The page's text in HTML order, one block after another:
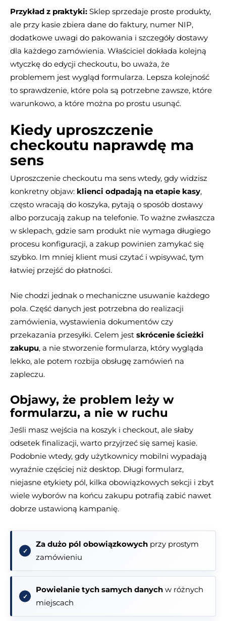
Przykład z praktyki: Sklep sprzedaje proste produkty,
ale przy kasie zbiera dane do faktury, numer NIP,
dodatkowe uwagi do pakowania i szczegóły dostawy
dla każdego zamówienia. Właściciel dokłada kolejną
wtyczkę do edycji checkoutu, bo uważa, że
problemem jest wygląd formularza. Lepsza kolejność
to sprawdzenie, które pola są potrzebne zawsze, które
warunkowo, a które można po prostu usunąć.
Kiedy uproszczenie
checkoutu naprawdę ma
sens
Uproszczenie checkoutu ma sens wtedy, gdy widzisz
konkretny objaw: klienci odpadają na etapie kasy,
często wracają do koszyka, pytają o sposób dostawy
albo porzucają zakup na telefonie. To ważne zwłaszcza
w sklepach, gdzie sam produkt nie wymaga długiego
procesu konfiguracji, a zakup powinien zamykać się
szybko. Im mniej klient musi czytać i wpisywać, tym
łatwiej przejść do płatności.
Nie chodzi jednak o mechaniczne usuwanie każdego
pola. Część danych jest potrzebna do realizacji
zamówienia, wystawienia dokumentów czy
przekazania przesyłki. Celem jest skrócenie ścieżki
zakupu, a nie stworzenie formularza, który wygląda
lekko, ale potem rozbija obsługę zamówień na
zapleczu.
Objawy, że problem leży w
formularzu, a nie w ruchu
Jeśli masz wejścia na koszyk i checkout, ale słaby
odsetek finalizacji, warto przyjrzeć się samej kasie.
Podobnie wtedy, gdy użytkownicy mobilni wypadają
wyraźnie częściej niż desktop. Długi formularz,
niejasne etykiety pól, kilka obowiązkowych sekcji i zbyt
wiele wyborów na końcu zakupu potrafią zabić nawet
dobrze ustawioną kampanię.
Za dużo pól obowiązkowych przy prostym
zamówieniu
Powielanie tych samych danych w różnych
miejscach